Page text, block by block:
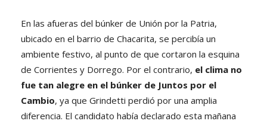
En las afueras del búnker de Unión por la Patria,
ubicado en el barrio de Chacarita, se percibía un
ambiente festivo, al punto de que cortaron la esquina
de Corrientes y Dorrego. Por el contrario, el clima no
fue tan alegre en el búnker de Juntos por el
Cambio, ya que Grindetti perdió por una amplia
diferencia. El candidato había declarado esta mañana